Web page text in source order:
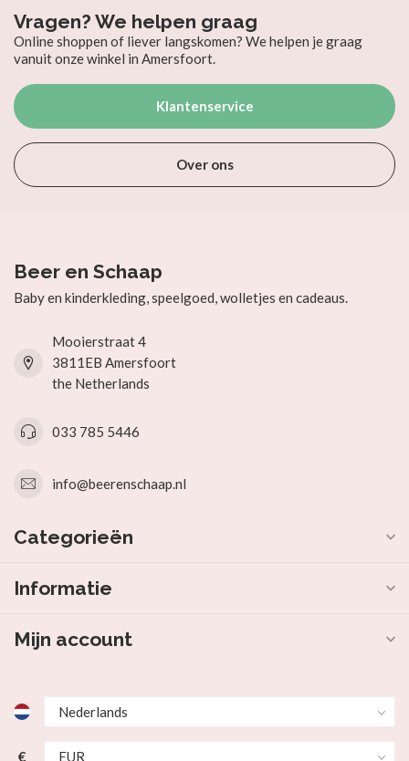
Vragen? We helpen graag
Online shoppen of liever langskomen? We helpen je graag
vanuit onze winkel in Amersfoort.
Klantenservice
Over ons
Beer en Schaap
Baby en kinderkleding, speelgoed, wolletjes en cadeaus.
Mooierstraat 4
3811EB Amersfoort
the Netherlands
033 785 5446
info@beerenschaap.nl
Categorieën
Informatie
Mijn account
€